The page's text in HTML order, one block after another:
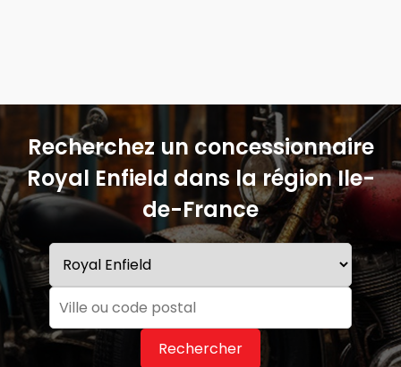
Recherchez un concessionnaire
Royal Enfield dans la région Ile-
de-France
Rechercher